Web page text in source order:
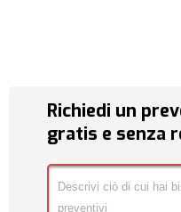
Richiedi un
gratis e senza